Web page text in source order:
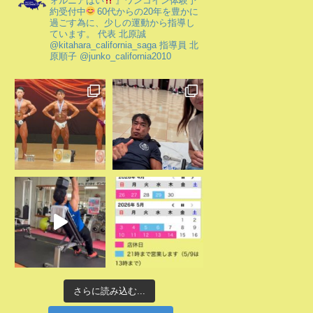
約受付中
60代からの20年を豊かに
過ごす為に、少しの運動から指導し
ています。
代表 北原誠
@kitahara_california_saga 指導員 北
原順子 @junko_california2010
さらに読み込む...